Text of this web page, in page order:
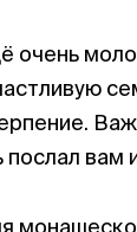
вам